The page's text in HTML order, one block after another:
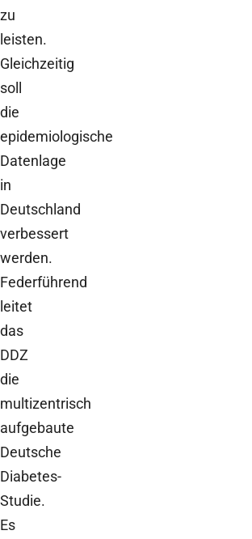
zu
leisten.
Gleichzeitig
soll
die
epidemiologische
Datenlage
in
Deutschland
verbessert
werden.
Federführend
leitet
das
DDZ
die
multizentrisch
aufgebaute
Deutsche
Diabetes-
Studie.
Es